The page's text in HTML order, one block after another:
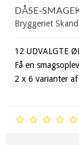
DÅSE-
Bryggeriet
12 UDVALGTE
Få en
2 x 6 varianter